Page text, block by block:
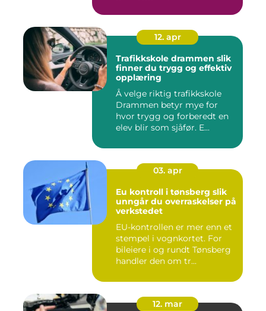
12. apr
Trafikkskole drammen slik
finner du trygg og effektiv
opplæring
Å velge riktig trafikkskole
Drammen betyr mye for
hvor trygg og forberedt en
elev blir som sjåfør. E...
03. apr
Eu kontroll i tønsberg slik
unngår du overraskelser på
verkstedet
EU-kontrollen er mer enn et
stempel i vognkortet. For
bileiere i og rundt Tønsberg
handler den om tr...
12. mar